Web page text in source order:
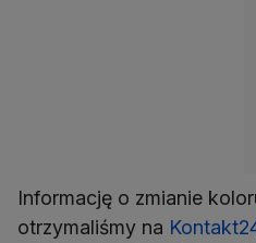
Informację o zmianie
otrzymaliśmy na